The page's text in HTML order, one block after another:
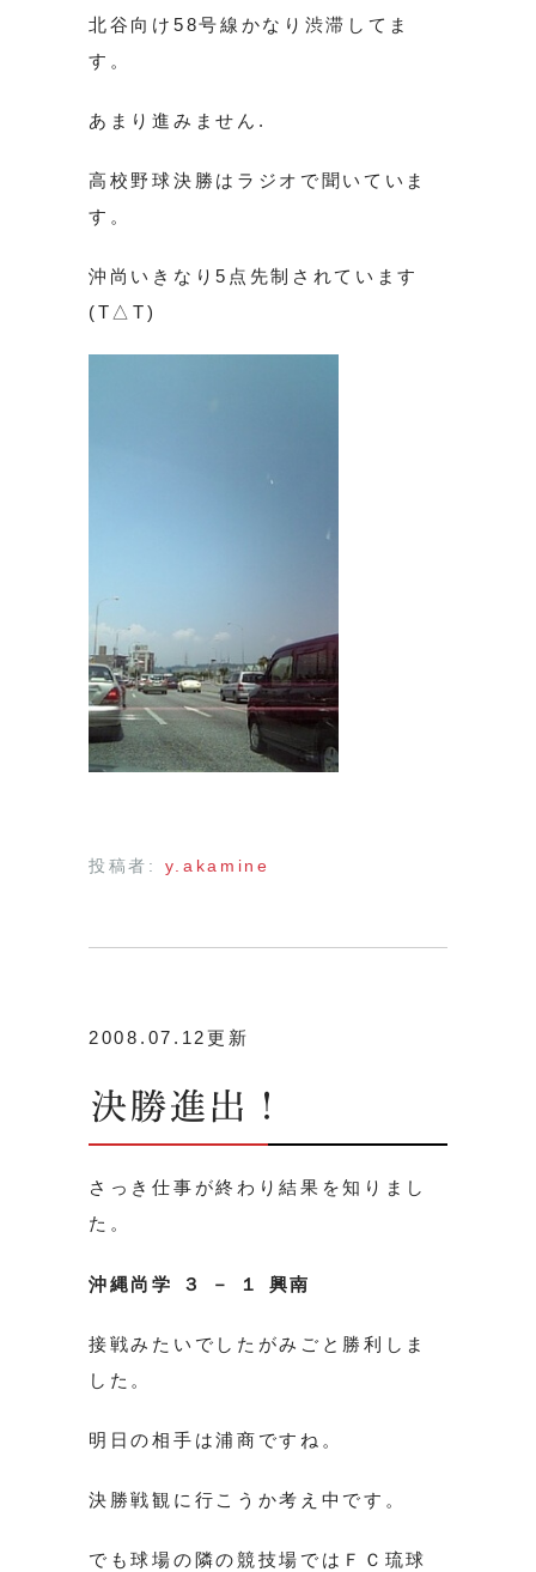
北谷向け58号線かなり渋滞してま
す。
あまり進みません.
高校野球決勝はラジオで聞いていま
す。
沖尚いきなり5点先制されています
(T△T)
投稿者: y.akamine
2008.07.12更新
決勝進出！
さっき仕事が終わり結果を知りまし
た。
沖縄尚学 ３ － １ 興南
接戦みたいでしたがみごと勝利しま
した。
明日の相手は浦商ですね。
決勝戦観に行こうか考え中です。
でも球場の隣の競技場ではＦＣ琉球